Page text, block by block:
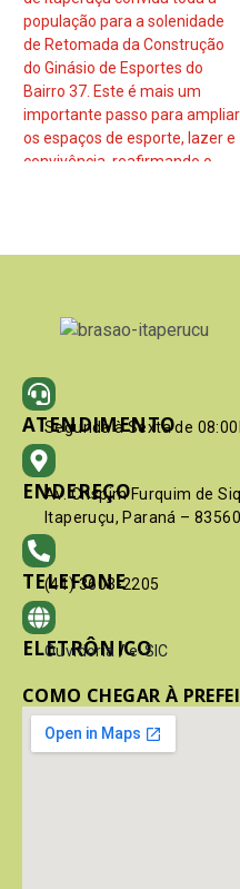
ATENDIMENTO
Segunda à Sexta de
ENDEREÇO
Av. Crispim Furquim de
Itaperuçu, Paraná –
TELEFONE
(41) 3603-2205
ELETRÔNICO
Ouvidoria / e-SIC
COMO CHEGAR À